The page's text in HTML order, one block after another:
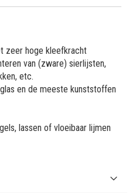
zeer hoge kleefkracht
van (zware) sierlijsten,
etc.
en de meeste kunststoffen
lassen of vloeibaar lijmen